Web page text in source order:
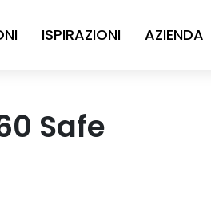
ISPIRAZIONI AZIENDA
Safe